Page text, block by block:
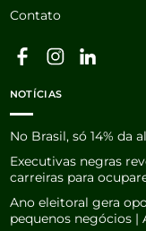
Contato
NOTÍCIAS
No Brasil, só 14% da
Executivas negras
carreiras para
Ano eleitoral gera
pequenos negócios |